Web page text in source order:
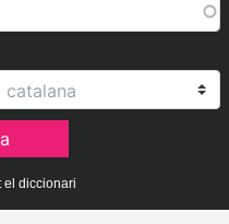
el diccionari